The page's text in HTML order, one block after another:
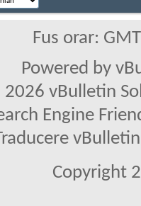
Fus orar:
Powered by
vBulletin
Engine
Copyright